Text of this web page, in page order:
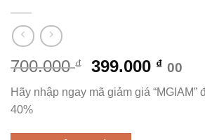
700.000₫
Giá
gốc
là:
399.000 ₫Giá
tại
00
Hãy nhập ngay mã giảm giá
40%